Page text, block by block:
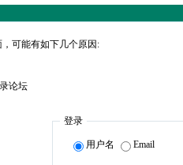
可能有如下几个原因:
论坛
登录
用户名 Email